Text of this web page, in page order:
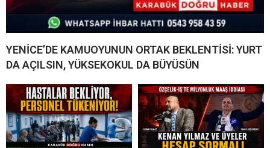
YENİCE’DE KAMUOYUNUN ORTAK BEKLENTİSİ: YURT
DA AÇILSIN, YÜKSEKOKUL DA BÜYÜSÜN